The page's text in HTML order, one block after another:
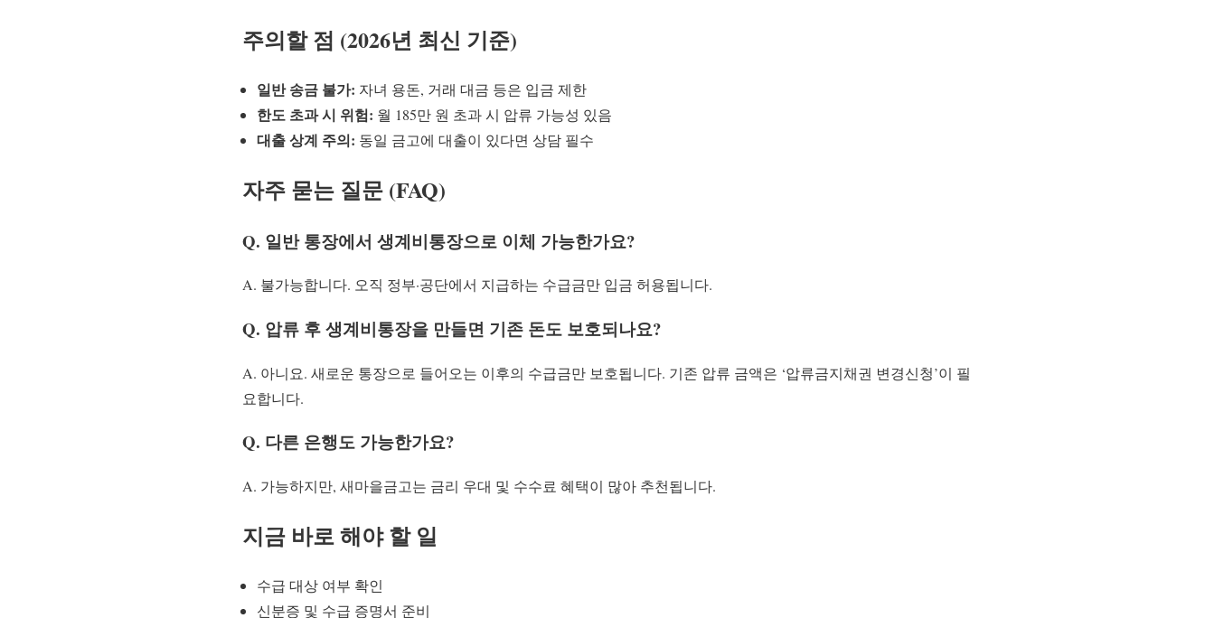
주의할 점 (2026년 최신 기준)
일반 송금 불가: 자녀 용돈, 거래 대금 등은 입금 제한
한도 초과 시 위험: 월 185만 원 초과 시 압류 가능성 있음
대출 상계 주의: 동일 금고에 대출이 있다면 상담 필수
자주 묻는 질문 (FAQ)
Q. 일반 통장에서 생계비통장으로 이체 가능한가요?
A. 불가능합니다. 오직 정부·공단에서 지급하는 수급금만 입금 허용됩니다.
Q. 압류 후 생계비통장을 만들면 기존 돈도 보호되나요?
A. 아니요. 새로운 통장으로 들어오는 이후의 수급금만 보호됩니다. 기존 압류 금액은 ‘압류금지채권 변경신청’이 필
요합니다.
Q. 다른 은행도 가능한가요?
A. 가능하지만, 새마을금고는 금리 우대 및 수수료 혜택이 많아 추천됩니다.
지금 바로 해야 할 일
수급 대상 여부 확인
신분증 및 수급 증명서 준비